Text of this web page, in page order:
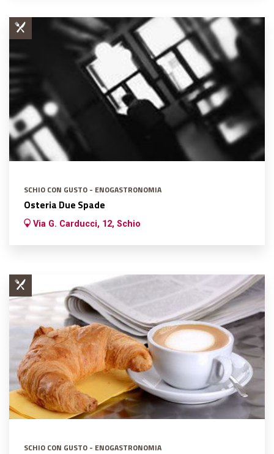
SCHIO CON GUSTO - ENOGASTRONOMIA
Osteria Due Spade
Via G. Carducci, 12, Schio
SCHIO CON GUSTO - ENOGASTRONOMIA